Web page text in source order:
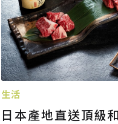
生活
日本產地直送頂級